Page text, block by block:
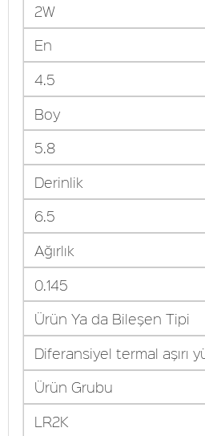
2W
En
4.5
Boy
5.8
Derinlik
6.5
Ağırlık
0.145
Ürün Ya da Bileşen Tipi
Diferansiyel termal aşırı
Ürün Grubu
LR2K